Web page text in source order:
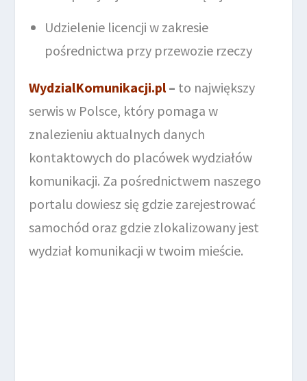
Udzielenie licencji w zakresie
pośrednictwa przy przewozie rzeczy
WydzialKomunikacji.pl – to największy
serwis w Polsce, który pomaga w
znalezieniu aktualnych danych
kontaktowych do placówek wydziałów
komunikacji. Za pośrednictwem naszego
portalu dowiesz się gdzie zarejestrować
samochód oraz gdzie zlokalizowany jest
wydział komunikacji w twoim mieście.